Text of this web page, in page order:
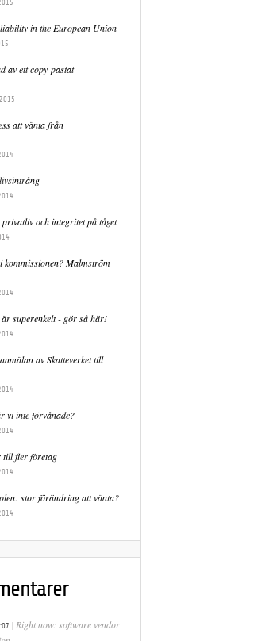
in the European Union
av ett copy-pastat
att vänta från
och integritet på tåget
kommissionen? Malmström
superenkelt - gör så här!
av Skatteverket till
vi inte förvånade?
till fler företag
stor förändring att vänta?
| Right now: software vendor